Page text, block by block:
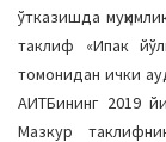
ўтказишда
таклиф «Ипак
томонидaн ички
АИТБининг 2019
Мaзкур